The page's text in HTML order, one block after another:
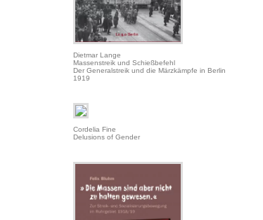
Dietmar Lange
Massenstreik und Schießbefehl
Der Generalstreik und die Märzkämpfe in Berlin
1919
Cordelia Fine
Delusions of Gender